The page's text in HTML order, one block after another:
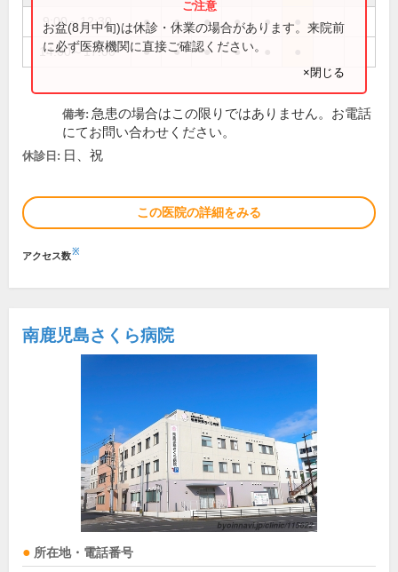
9:00～12:30 ● ● ● ● ●
14:00～17:00 ● ● ● ●
お盆(8月中旬)は休診・休業の場合があります。来院前
に必ず医療機関に直接ご確認ください。
×閉じる
備考: 急患の場合はこの限りではありません。お電話
にてお問い合わせください。
休診日: 日、祝
この医院の詳細をみる
アクセス数※
南鹿児島さくら病院
所在地・電話番号